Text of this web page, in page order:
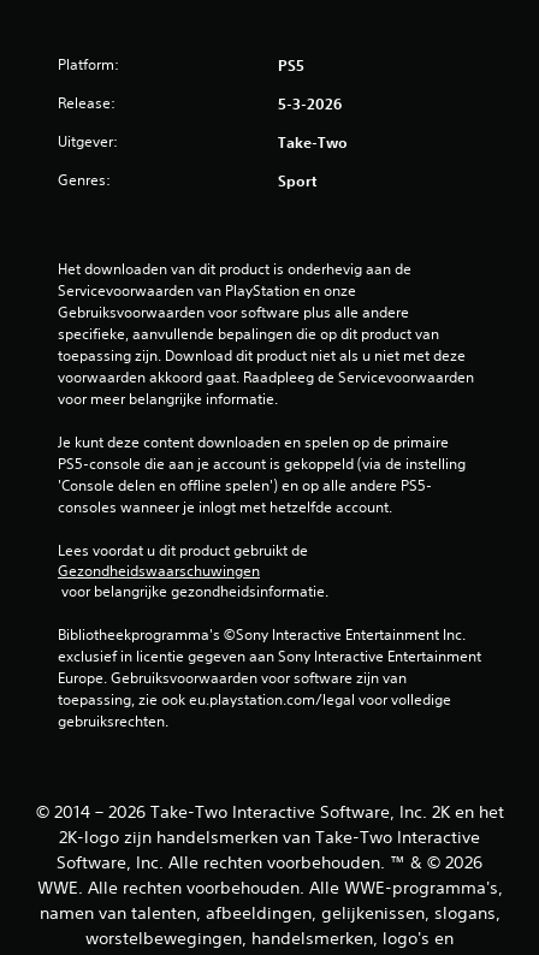
Platform: PS5
Release: 5-3-2026
Uitgever: Take-Two
Genres: Sport
Het downloaden van dit product is onderhevig aan de
Servicevoorwaarden van PlayStation en onze
Gebruiksvoorwaarden voor software plus alle andere
specifieke, aanvullende bepalingen die op dit product van
toepassing zijn. Download dit product niet als u niet met deze
voorwaarden akkoord gaat. Raadpleeg de Servicevoorwaarden
voor meer belangrijke informatie.
Je kunt deze content downloaden en spelen op de primaire
PS5-console die aan je account is gekoppeld (via de instelling
'Console delen en offline spelen') en op alle andere PS5-
consoles wanneer je inlogt met hetzelfde account.
Lees voordat u dit product gebruikt de
Gezondheidswaarschuwingen
voor belangrijke gezondheidsinformatie.
Bibliotheekprogramma's ©Sony Interactive Entertainment Inc.
exclusief in licentie gegeven aan Sony Interactive Entertainment
Europe. Gebruiksvoorwaarden voor software zijn van
toepassing, zie ook eu.playstation.com/legal voor volledige
gebruiksrechten.
© 2014 – 2026 Take-Two Interactive Software, Inc. 2K en het
2K-logo zijn handelsmerken van Take-Two Interactive
Software, Inc. Alle rechten voorbehouden. ™ & © 2026
WWE. Alle rechten voorbehouden. Alle WWE-programma's,
namen van talenten, afbeeldingen, gelijkenissen, slogans,
worstelbewegingen, handelsmerken, logo's en